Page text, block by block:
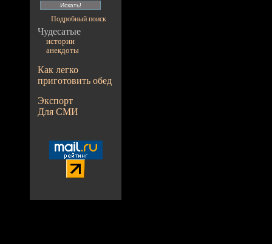
Подробный поиск
Чудесатые
истории
анекдоты
Как легко
приготовить обед
Экспорт
Для СМИ